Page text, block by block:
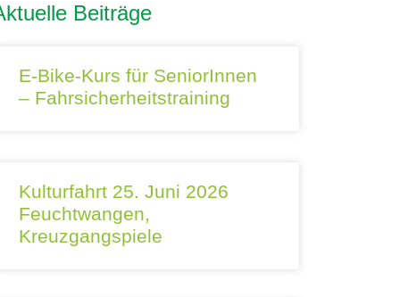
Beiträge
E-Bike-Kurs für SeniorInnen
– Fahrsicherheitstraining
Kulturfahrt 25. Juni 2026
Feuchtwangen,
Kreuzgangspiele